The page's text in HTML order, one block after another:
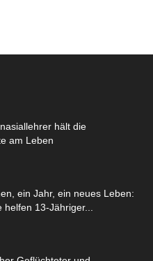
hält die
am Leben
ein Jahr, ein neues Leben:
helfen 13-Jähriger...